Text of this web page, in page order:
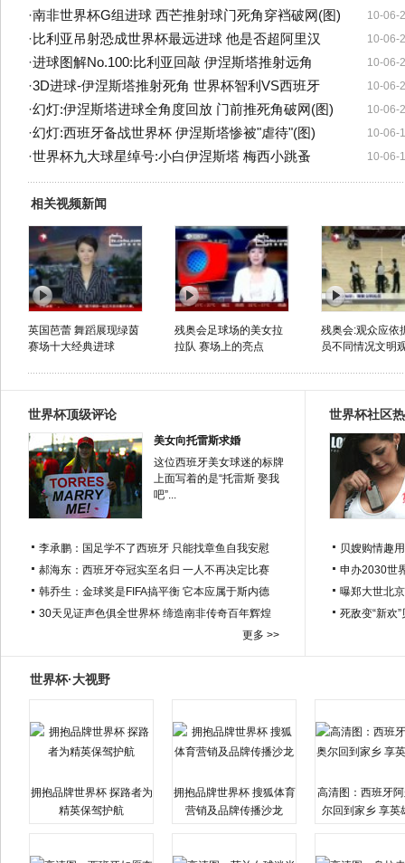
10-06-
·南非世界杯G组进球 西芒推射球门死角穿裆破网(图)
10-06-
·比利亚吊射恐成世界杯最远进球 他是否超阿里汉
10-06-
·进球图解No.100:比利亚回敲 伊涅斯塔推射远角
10-06-
·3D进球-伊涅斯塔推射死角 世界杯智利VS西班牙
10-06-
·幻灯:伊涅斯塔进球全角度回放 门前推死角破网(图)
10-06-
·幻灯:西班牙备战世界杯 伊涅斯塔惨被"虐待"(图)
10-06-
·世界杯九大球星绰号:小白伊涅斯塔 梅西小跳蚤
相关视频新闻
英国芭蕾 舞蹈展现绿茵
赛场十大经典进球
残奥会足球场的美女拉
拉队 赛场上的亮点
残奥会:观众应依
员不同情况文明
世界杯顶级评论
美女向托雷斯求婚
这位西班牙美女球迷的标牌
上面写着的是“托雷斯 娶我
吧”...
李承鹏：国足学不了西班牙 只能找章鱼自我安慰
郝海东：西班牙夺冠实至名归 一人不再决定比赛
韩乔生：金球奖是FIFA搞平衡 它本应属于斯内德
30天见证声色俱全世界杯 缔造南非传奇百年辉煌
更多 >>
世界杯社区
贝嫂购情趣
申办2030世
曝郑大世北
死敌变“新欢
世界杯·大视野
拥抱品牌世界杯 探路者为
精英保驾护航
拥抱品牌世界杯 搜狐体育
营销及品牌传播沙龙
高清图：西班牙
尔回到家乡 享英